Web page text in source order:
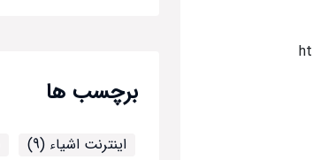
برچسب ها
اینترنت اشیاء (9)